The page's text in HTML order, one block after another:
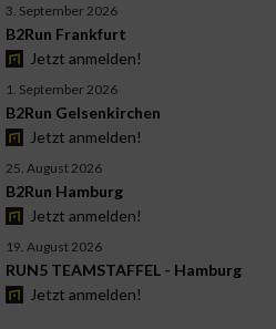
3. September 2026
B2Run Frankfurt
Jetzt anmelden!
1. September 2026
B2Run Gelsenkirchen
Jetzt anmelden!
25. August 2026
B2Run Hamburg
Jetzt anmelden!
19. August 2026
RUN5 TEAMSTAFFEL - Hamburg
Jetzt anmelden!